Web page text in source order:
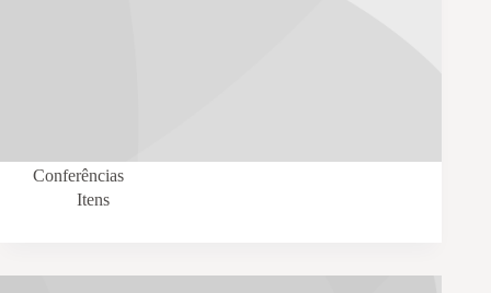
Conferências
Itens